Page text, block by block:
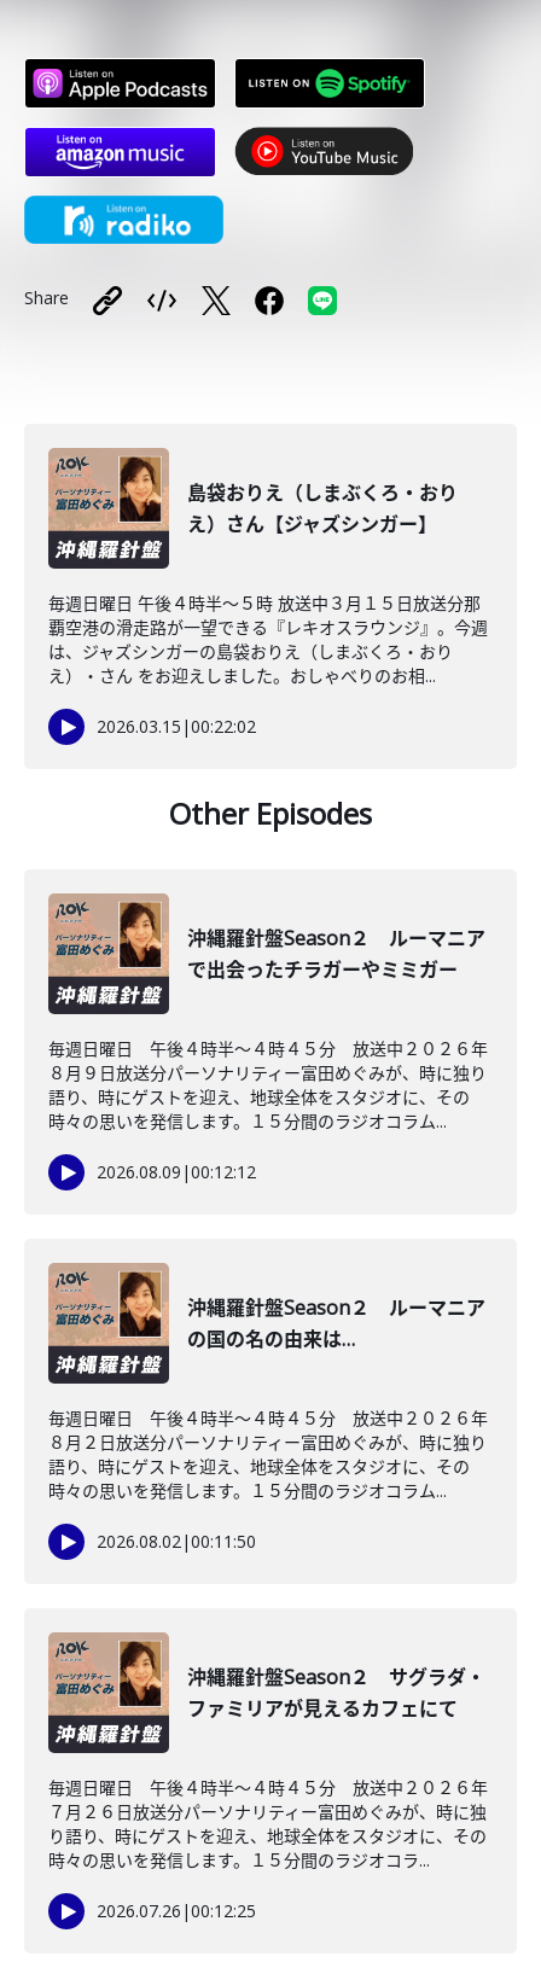
Share
島袋おりえ（しまぶくろ・おり
え）さん【ジャズシンガー】
毎週日曜日 午後４時半～５時 放送中３月１５日放送分那
覇空港の滑走路が一望できる『レキオスラウンジ』。今週
は、ジャズシンガーの島袋おりえ（しまぶくろ・おり
え）・さん をお迎えしました。おしゃべりのお相...
2026.03.15 |00:22:02
Other Episodes
沖縄羅針盤Season２ ルーマニア
で出会ったチラガーやミミガー
毎週日曜日 午後４時半～４時４５分 放送中２０２６年
８月９日放送分パーソナリティー富田めぐみが、時に独り
語り、時にゲストを迎え、地球全体をスタジオに、その
時々の思いを発信します。１５分間のラジオコラム...
2026.08.09 |00:12:12
沖縄羅針盤Season２ ルーマニア
の国の名の由来は…
毎週日曜日 午後４時半～４時４５分 放送中２０２６年
８月２日放送分パーソナリティー富田めぐみが、時に独り
語り、時にゲストを迎え、地球全体をスタジオに、その
時々の思いを発信します。１５分間のラジオコラム...
2026.08.02|00:11:50
沖縄羅針盤Season２ サグラダ・
ファミリアが見えるカフェにて
毎週日曜日 午後４時半～４時４５分 放送中２０２６年
７月２６日放送分パーソナリティー富田めぐみが、時に独
り語り、時にゲストを迎え、地球全体をスタジオに、その
時々の思いを発信します。１５分間のラジオコラ...
2026.07.26 |00:12:25